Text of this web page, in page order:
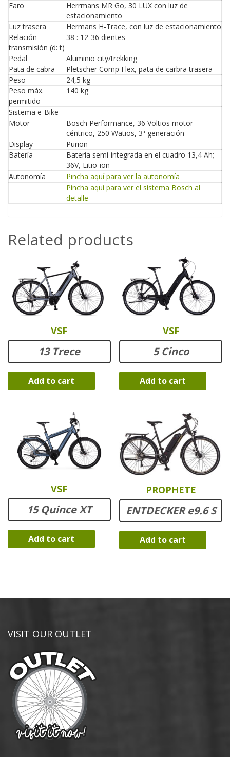
Faro
Herrmans MR Go, 30 LUX con luz de
estacionamiento
Luz trasera
Hermans H-Trace, con luz de estacionamiento
Relación
transmisión (d: t)
38 : 12-36 dientes
Pedal
Aluminio city/trekking
Pata de cabra
Pletscher Comp Flex, pata de carbra trasera
Peso
24,5 kg
Peso máx.
permitido
140 kg
Sistema e-Bike
Motor
Bosch Performance, 36 Voltios motor
céntrico, 250 Watios, 3ª generación
Display
Purion
Batería
Batería semi-integrada en el cuadro 13,4 Ah;
36V, Litio-ion
Autonomía
Pincha aquí para ver la autonomía
Pincha aquí para ver el sistema Bosch al
detalle
Related products
VSF
13 Trece
Add to cart
VSF
5 Cinco
Add to cart
VSF
15 Quince XT
Add to cart
PROPHETE
ENTDECKER e9.6 S
Add to cart
VISIT OUR OUTLET